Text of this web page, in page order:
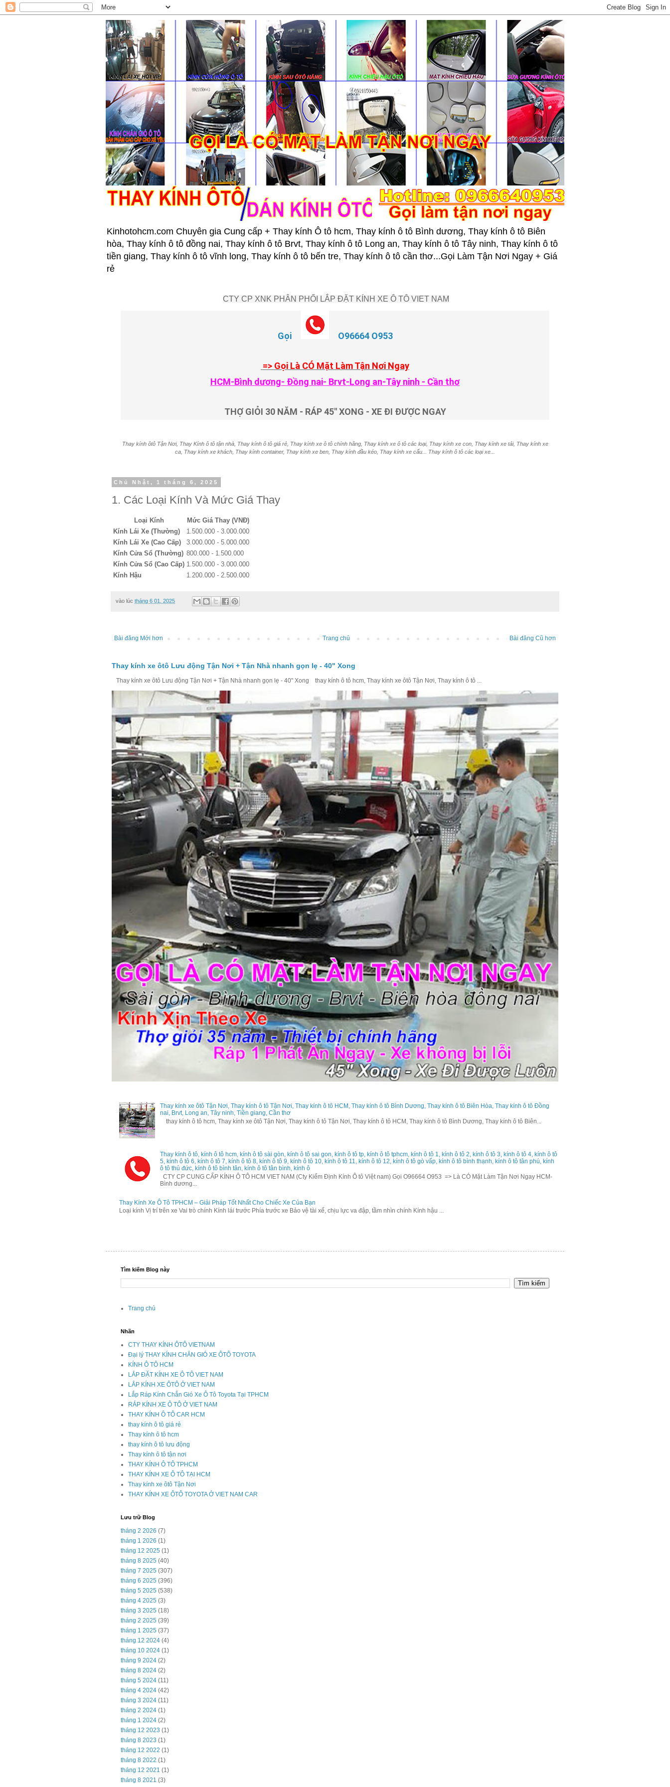
Kinhotohcm.com Chuyên gia Cung cấp + Thay kính Ô tô hcm, Thay kính ô tô Bình dương, Thay kính ô tô Biên
hòa, Thay kính ô tô đồng nai, Thay kính ô tô Brvt, Thay kính ô tô Long an, Thay kính ô tô Tây ninh, Thay kính ô tô
tiền giang, Thay kính ô tô vĩnh long, Thay kính ô tô bến tre, Thay kính ô tô cần thơ...Gọi Làm Tận Nơi Ngay + Giá
rẻ
CTY CP XNK PHÂN PHỐI LẮP ĐẶT KÍNH XE Ô TÔ VIET NAM
Gọi O96664 O953
=> Gọi Là CÓ Mặt Làm Tận Nơi Ngay
HCM-Bình dương- Đồng nai- Brvt-Long an-Tây ninh - Cần thơ
THỢ GIỎI 30 NĂM - RÁP 45" XONG - XE ĐI ĐƯỢC NGAY
Thay kính ôtô Tận Nơi, Thay Kính ô tô tận nhà, Thay kính ô tô giá rẻ, Thay kính xe ô tô chính hãng, Thay kính xe ô tô các loại, Thay kính xe con, Thay kính xe tải, Thay kính xe
ca, Thay kính xe khách, Thay kính container, Thay kính xe ben, Thay kính đầu kéo, Thay kính xe cẩu... Thay kính ô tô các loại xe...
Chủ Nhật, 1 tháng 6, 2025
1. Các Loại Kính Và Mức Giá Thay
Loại Kính
Mức Giá Thay (VNĐ)
Kính Lái Xe (Thường)
1.500.000 - 3.000.000
Kính Lái Xe (Cao Cấp)
3.000.000 - 5.000.000
Kính Cửa Sổ (Thường) 800.000 - 1.500.000
Kính Cửa Sổ (Cao Cấp) 1.500.000 - 3.000.000
Kính Hậu
1.200.000 - 2.500.000
vào lúc tháng 6 01, 2025
Bài đăng Mới hơn Bài đăng Cũ hơn
Trang chủ
Thay kính xe ôtô Lưu động Tận Nơi + Tận Nhà nhanh gọn lẹ - 40" Xong
Thay kính xe ôtô Lưu động Tận Nơi + Tận Nhà nhanh gọn lẹ - 40" Xong thay kính ô tô hcm, Thay kính xe ôtô Tận Nơi, Thay kính ô tô ...
Thay kính xe ôtô Tận Nơi, Thay kính ô tô Tận Nơi, Thay kính ô tô HCM, Thay kính ô tô Bình Dương, Thay kính ô tô Biên Hòa, Thay kính ô tô Đồng
nai, Brvt, Long an, Tây ninh, Tiền giang, Cần thơ
thay kính ô tô hcm, Thay kính xe ôtô Tận Nơi, Thay kính ô tô Tận Nơi, Thay kính ô tô HCM, Thay kính ô tô Bình Dương, Thay kính ô tô Biên...
Thay kính ô tô, kính ô tô hcm, kính ô tô sài gòn, kính ô tô sai gon, kính ô tô tp, kính ô tô tphcm, kính ô tô 1, kính ô tô 2, kính ô tô 3, kính ô tô 4, kính ô tô
5, kính ô tô 6, kính ô tô 7, kính ô tô 8, kính ô tô 9, kính ô tô 10, kính ô tô 11, kính ô tô 12, kính ô tô gò vấp, kính ô tô bình thạnh, kính ô tô tân phú, kính
ô tô thủ đức, kính ô tô bình tân, kính ô tô tân bình, kính ô
CTY CP CUNG CẤP KÍNH Ô TÔ HCM VIET NAM (Cty Kiểm Định Kính Ô tô Việt nam) Gọi O96664 O953 => Là CÓ Mặt Làm Tận Nơi Ngay HCM-
Bình dương...
Thay Kính Xe Ô Tô TPHCM – Giải Pháp Tốt Nhất Cho Chiếc Xe Của Bạn
Loại kính Vị trí trên xe Vai trò chính Kính lái trước Phía trước xe Bảo vệ tài xế, chịu lực va đập, tầm nhìn chính Kính hậu ...
Tìm kiếm Blog này
Trang chủ
Nhãn
CTY THAY KÍNH ÔTÔ VIETNAM
Đại lý THAY KÍNH CHẮN GIÓ XE ÔTÔ TOYOTA
KÍNH Ô TÔ HCM
LẮP ĐẶT KÍNH XE Ô TÔ VIET NAM
LẮP KÍNH XE ÔTÔ Ở VIET NAM
Lắp Ráp Kính Chắn Gió Xe Ô Tô Toyota Tại TPHCM
RÁP KÍNH XE Ô TÔ Ở VIET NAM
THAY KÍNH Ô TÔ CAR HCM
thay kính ô tô giá rẻ
Thay kính ô tô hcm
thay kính ô tô lưu động
Thay kính ô tô tận nơi
THAY KÍNH Ô TÔ TPHCM
THAY KÍNH XE Ô TÔ TẠI HCM
Thay kính xe ôtô Tận Nơi
THAY KÍNH XE ÔTÔ TOYOTA Ở VIET NAM CAR
Lưu trữ Blog
tháng 2 2026 (7)
tháng 1 2026 (1)
tháng 12 2025 (1)
tháng 8 2025 (40)
tháng 7 2025 (307)
tháng 6 2025 (396)
tháng 5 2025 (538)
tháng 4 2025 (3)
tháng 3 2025 (18)
tháng 2 2025 (39)
tháng 1 2025 (37)
tháng 12 2024 (4)
tháng 10 2024 (1)
tháng 9 2024 (2)
tháng 8 2024 (2)
tháng 5 2024 (11)
tháng 4 2024 (42)
tháng 3 2024 (11)
tháng 2 2024 (1)
tháng 1 2024 (2)
tháng 12 2023 (1)
tháng 8 2023 (1)
tháng 12 2022 (1)
tháng 8 2022 (1)
tháng 12 2021 (1)
tháng 8 2021 (3)